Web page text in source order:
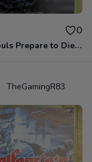
0
Dark Souls Prepare to Die Edition XBOX 360
TheGamingR83